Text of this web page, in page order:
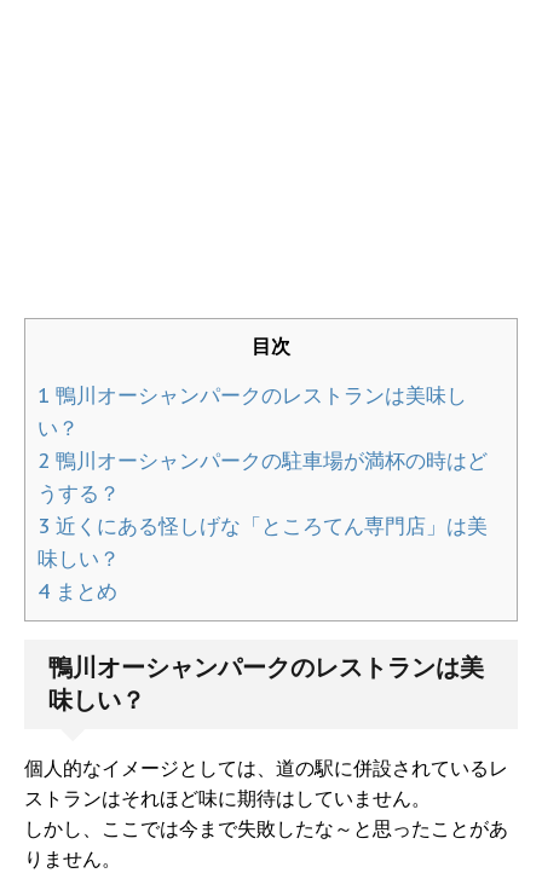
目次
1 鴨川オーシャンパークのレストランは美味し
い？
2 鴨川オーシャンパークの駐車場が満杯の時はど
うする？
3 近くにある怪しげな「ところてん専門店」は美
味しい？
4 まとめ
鴨川オーシャンパークのレストランは美
味しい？
個人的なイメージとしては、道の駅に併設されているレ
ストランはそれほど味に期待はしていません。
しかし、ここでは今まで失敗したな～と思ったことがあ
りません。